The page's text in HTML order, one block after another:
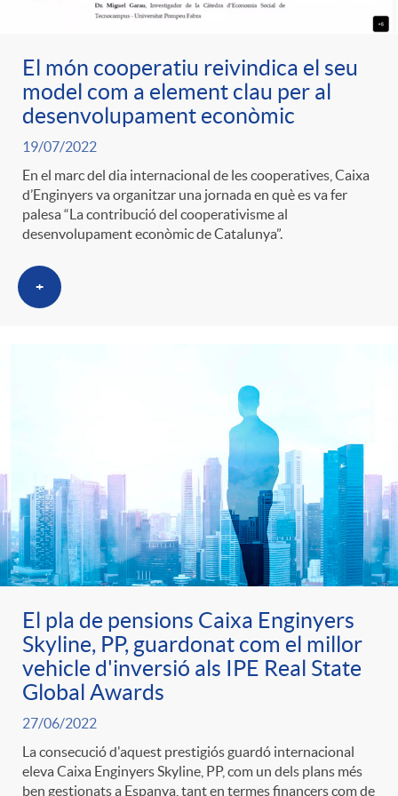
r
a
S
a
l
p
r
e
n
s
p
e
r
c
a
o
r
i
e
s
e
n
i
d
o
l
a
F
i
l
i
c
a
d
o
e
c
o
n
t
i
El món cooperatiu reivindica el seu
model com a element clau per al
desenvolupament econòmic
19/07/2022
En el marc del dia internacional de les cooperatives, Caixa
d’Enginyers va organitzar una jornada en què es va fer
palesa “La contribució del cooperativisme al
desenvolupament econòmic de Catalunya”.
+
El pla de pensions Caixa Enginyers
Skyline, PP, guardonat com el millor
vehicle d'inversió als IPE Real State
Global Awards
27/06/2022
La consecució d'aquest prestigiós guardó internacional
eleva Caixa Enginyers Skyline, PP, com un dels plans més
ben gestionats a Espanya, tant en termes financers com de